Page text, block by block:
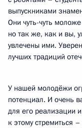
выпускниками
Они чуть-чуть
но так же, как и вы,
увлечены ими.
лучших традиций
У нашей молодёжи
потенциал. И очень
для его реализации
к этому стремиться